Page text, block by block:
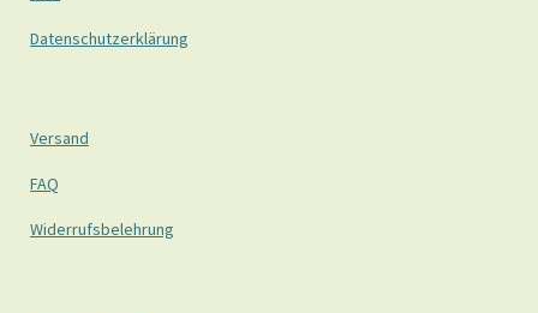
Datenschutzerklärung
Versand
FAQ
Widerrufsbelehrung